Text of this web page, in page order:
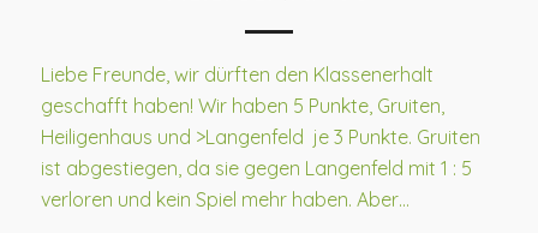
Liebe Freunde, wir dürften den Klassenerhalt
geschafft haben! Wir haben 5 Punkte, Gruiten,
Heiligenhaus und >Langenfeld je 3 Punkte. Gruiten
ist abgestiegen, da sie gegen Langenfeld mit 1 : 5
verloren und kein Spiel mehr haben. Aber…